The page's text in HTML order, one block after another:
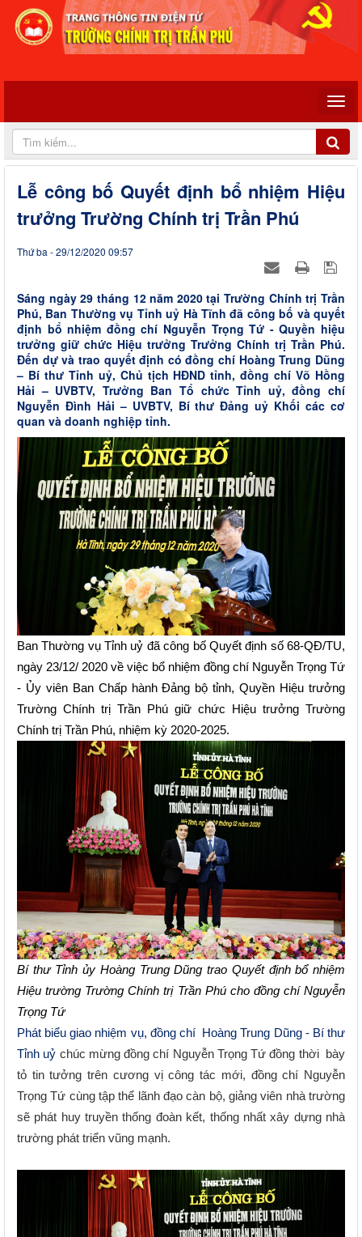
Lễ công bố Quyết định bổ nhiệm Hiệu
trưởng Trường Chính trị Trần Phú
Thứ ba - 29/12/2020 09:57
Sáng ngày 29 tháng 12 năm 2020 tại Trường Chính trị Trần
Phú, Ban Thường vụ Tỉnh uỷ Hà Tĩnh đã công bố và quyết
định bổ nhiệm đồng chí Nguyễn Trọng Tứ - Quyền hiệu
trưởng giữ chức Hiệu trưởng Trưởng Chính trị Trần Phú.
Đến dự và trao quyết định có đồng chí Hoàng Trung Dũng
– Bí thư Tỉnh uỷ, Chủ tịch HĐND tỉnh, đồng chí Võ Hồng
Hải – UVBTV, Trưởng Ban Tổ chức Tỉnh uỷ, đồng chí
Nguyễn Đình Hải – UVBTV, Bí thư Đảng uỷ Khối các cơ
quan và doanh nghiệp tỉnh.
Ban Thường vụ Tỉnh uỷ đãcông bố Quyết định số 68-QĐ/TU,
ngày 23/12/ 2020 về việc bổ nhiệm đồng chí Nguyễn Trọng Tứ
- Ủy viên Ban Chấp hành Đảng bộ tỉnh, Quyền Hiệu trưởng
Trường Chính trị Trần Phú giữ chức Hiệu trưởng Trường
Chính trị Trần Phú, nhiệm kỳ 2020-2025.
Bí thư Tỉnh ủy Hoàng Trung Dũng trao Quyết định bổ nhiệm
Hiệu trường Trường Chính trị Trần Phú cho đồng chí Nguyễn
Trọng Tứ
Phát biểu giao nhiệm vụ, đồng chí Hoàng Trung Dũng - Bí thư
Tỉnh uỷ chúc mừng đồng chí Nguyễn Trọng Tứ đồng thời bày
tỏ tin tưởng trên cương vị công tác mới, đồng chí Nguyễn
Trọng Tứ cùng tập thể lãnh đạo càn bộ, giảng viên nhà trường
sẽ phát huy truyền thống đoàn kết, thống nhất xây dựng nhà
trường phát triển vũng mạnh.